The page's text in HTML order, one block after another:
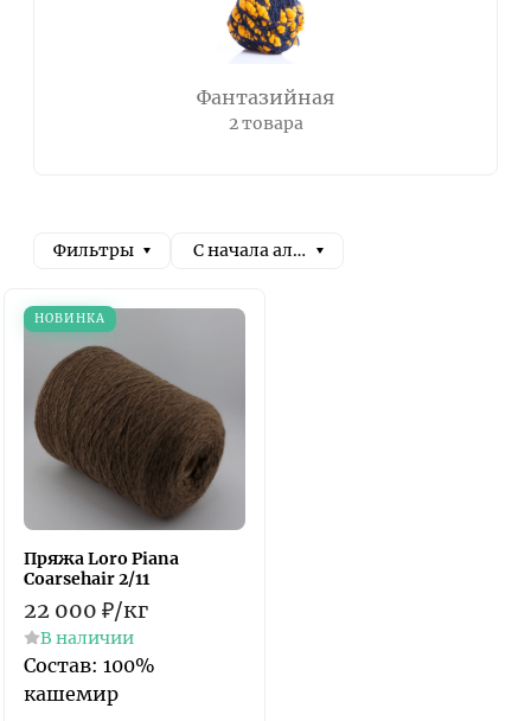
Фантазийная
2 товара
Фильтры С начала алфавита
НОВИНКА
Пряжа Loro Piana
Coarsehair 2/11
22 000 ₽/кг
В наличии
Состав: 100%
кашемир